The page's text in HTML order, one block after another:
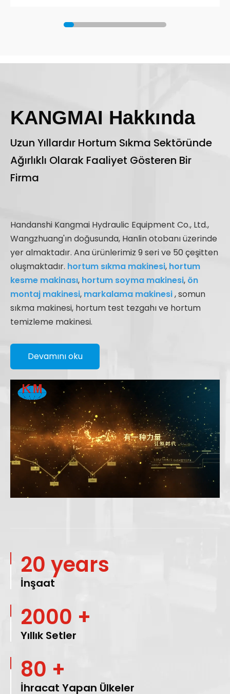
KANGMAI Hakkında
Uzun Yıllardır Hortum Sıkma Sektöründe
Ağırlıklı Olarak Faaliyet Gösteren Bir
Firma
Handanshi Kangmai Hydraulic Equipment Co., Ltd.,
Wangzhuang'ın doğusunda, Hanlin otobanı üzerinde
yer almaktadır. Ana ürünlerimiz 9 seri ve 50 çeşitten
oluşmaktadır. hortum sıkma makinesi, hortum
kesme makinası, hortum soyma makinesi, ön
montaj makinesi, markalama makinesi, somun
sıkma makinesi, hortum test tezgahı ve hortum
temizleme makinesi.
Devamını oku
Unmute Loaded
20 years
İnşaat
2000 +
Yıllık Setler
80 +
İhracat Yapan Ülkeler